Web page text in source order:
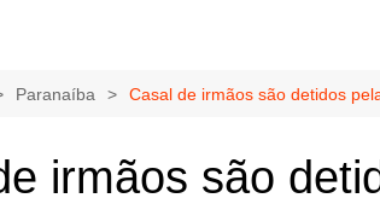
Paranaíba Casal de irmãos são detidos
irmãos são